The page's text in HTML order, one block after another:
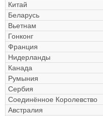
Китай
Беларусь
Вьетнам
Гонконг
Франция
Нидерланды
Канада
Румыния
Сербия
Соединённое Королевство
Австралия